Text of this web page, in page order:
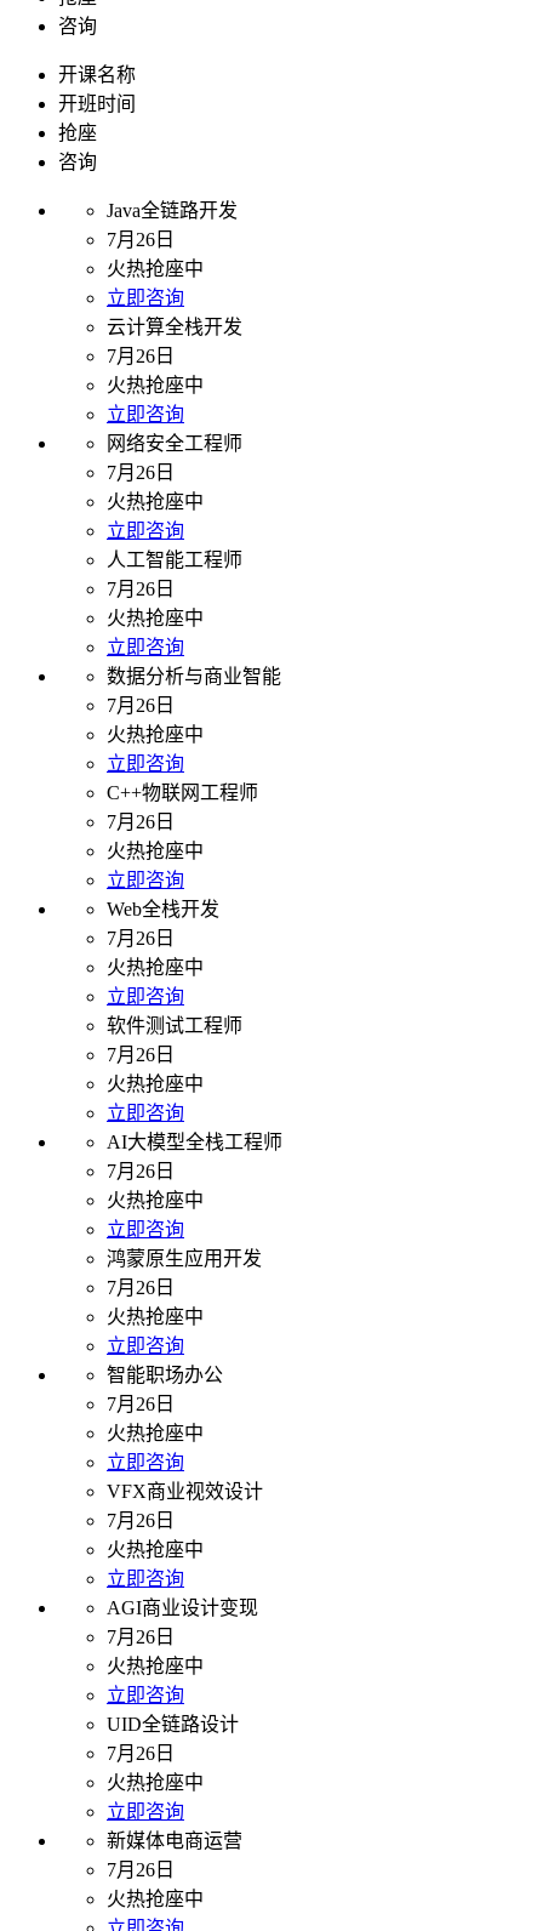
咨询
开课名称
开班时间
抢座
咨询
Java全链路开发
7月26日
火热抢座中
立即咨询
云计算全栈开发
7月26日
火热抢座中
立即咨询
网络安全工程师
7月26日
火热抢座中
立即咨询
人工智能工程师
7月26日
火热抢座中
立即咨询
数据分析与商业智能
7月26日
火热抢座中
立即咨询
C++物联网工程师
7月26日
火热抢座中
立即咨询
Web全栈开发
7月26日
火热抢座中
立即咨询
软件测试工程师
7月26日
火热抢座中
立即咨询
AI大模型全栈工程师
7月26日
火热抢座中
立即咨询
鸿蒙原生应用开发
7月26日
火热抢座中
立即咨询
智能职场办公
7月26日
火热抢座中
立即咨询
VFX商业视效设计
7月26日
火热抢座中
立即咨询
AGI商业设计变现
7月26日
火热抢座中
立即咨询
UID全链路设计
7月26日
火热抢座中
立即咨询
新媒体电商运营
7月26日
火热抢座中